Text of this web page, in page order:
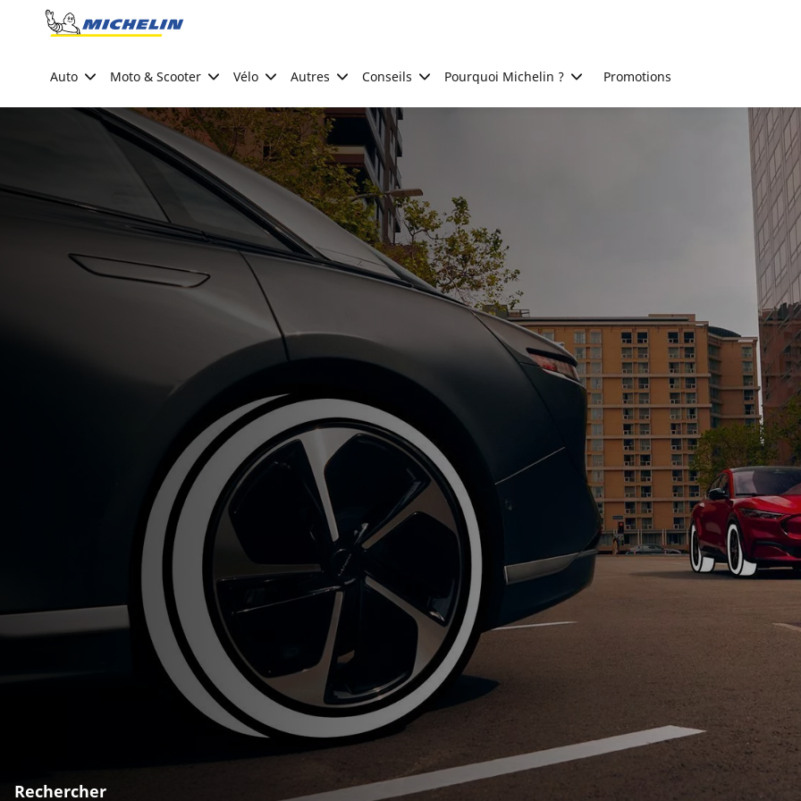
Go to page content
Auto Moto & Scooter Vélo Autres Conseils Pourquoi Michelin ? Promotions
Rechercher